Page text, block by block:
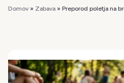
Domov » Zabava » Preporod poletja na